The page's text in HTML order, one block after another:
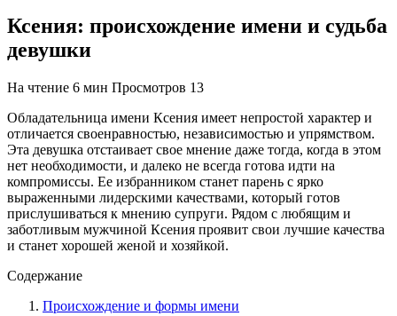
Ксения: происхождение имени и судьба
девушки
На чтение 6 мин Просмотров 13
Обладательница имени Ксения имеет непростой характер и
отличается своенравностью, независимостью и упрямством.
Эта девушка отстаивает свое мнение даже тогда, когда в этом
нет необходимости, и далеко не всегда готова идти на
компромиссы. Ее избранником станет парень с ярко
выраженными лидерскими качествами, который готов
прислушиваться к мнению супруги. Рядом с любящим и
заботливым мужчиной Ксения проявит свои лучшие качества
и станет хорошей женой и хозяйкой.
Содержание
Происхождение и формы имени